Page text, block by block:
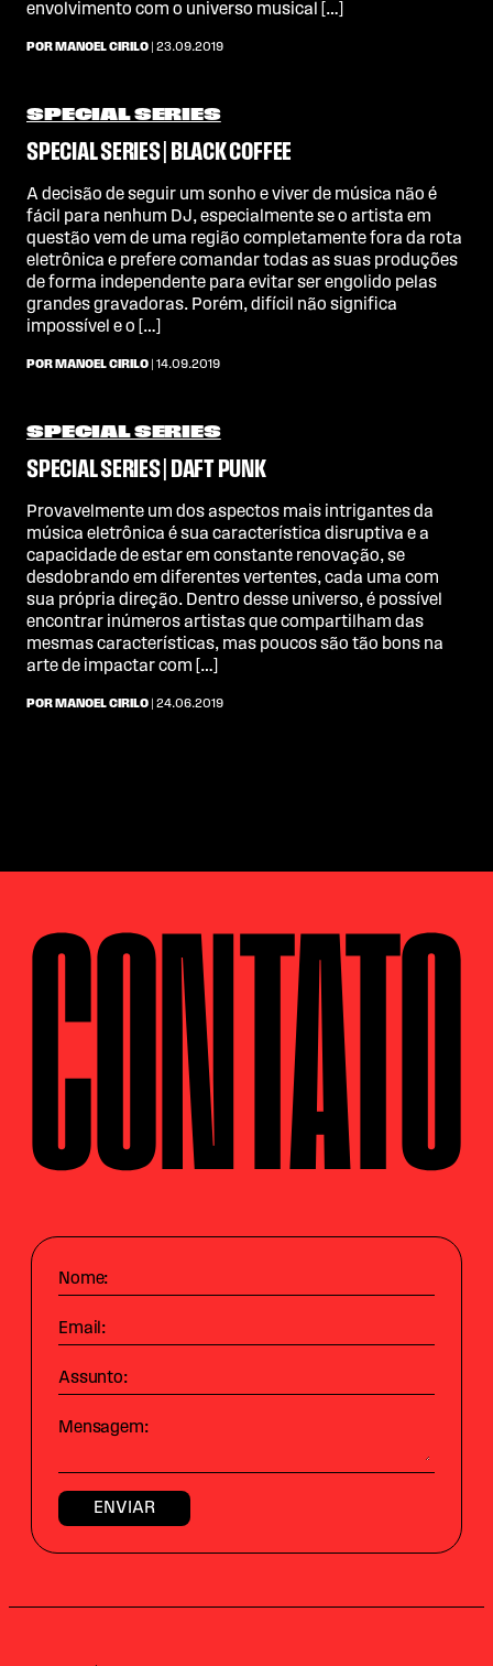
envolvimento com o universo musical […]
POR MANOEL CIRILO | 23.09.2019
SPECIAL SERIES
SPECIAL SERIES | BLACK COFFEE
A decisão de seguir um sonho e viver de música não é
fácil para nenhum DJ, especialmente se o artista em
questão vem de uma região completamente fora da rota
eletrônica e prefere comandar todas as suas produções
de forma independente para evitar ser engolido pelas
grandes gravadoras. Porém, difícil não significa
impossível e o […]
POR MANOEL CIRILO | 14.09.2019
SPECIAL SERIES
SPECIAL SERIES | DAFT PUNK
Provavelmente um dos aspectos mais intrigantes da
música eletrônica é sua característica disruptiva e a
capacidade de estar em constante renovação, se
desdobrando em diferentes vertentes, cada uma com
sua própria direção. Dentro desse universo, é possível
encontrar inúmeros artistas que compartilham das
mesmas características, mas poucos são tão bons na
arte de impactar com […]
POR MANOEL CIRILO | 24.06.2019
CONTATO
Nome:
Email:
Assunto:
Mensagem: